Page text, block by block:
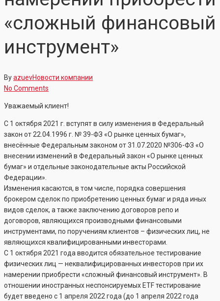
«сложный финансовый
инструмент»
ByazuevНовости компании
No Comments
Уважаемый клиент!
С 1 октября 2021 г. вступят в силу изменения в Федеральный
закон от 22.04.1996 г. № 39-ФЗ «О рынке ценных бумаг»,
внесённые Федеральным законом от 31.07.2020 №306-ФЗ «О
внесении изменений в Федеральный закон «О рынке ценных
бумаг» и отдельные законодательные акты Российской
Федерации».
Изменения касаются, в том числе, порядка совершения
брокером сделок по приобретению ценных бумаг и ряда иных
видов сделок, а также заключению договоров репо и
договоров, являющихся производными финансовыми
инструментами, по поручениям клиентов – физических лиц, не
являющихся квалифицированными инвесторами.
С 1 октября 2021 года вводится обязательное тестирование
физических лиц — неквалифицированных инвесторов при их
намерении приобрести «сложный финансовый инструмент». В
отношении иностранных неспонсируемых ETF тестирование
будет введено с 1 апреля 2022 года (до 1 апреля 2022 года